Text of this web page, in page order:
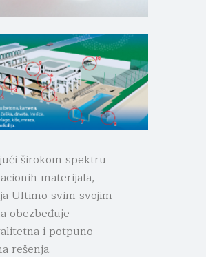
širokom spektru
materijala,
Ultimo svim svojim
obezbeđuje
i potpuno
rešenja.